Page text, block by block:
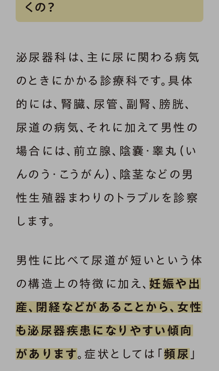
くの？
泌尿器科は、主に尿に関わる病気
のときにかかる診療科です。具体
的には、腎臓、尿管、副腎、膀胱、
尿道の病気、それに加えて男性の
場合には、前立腺、陰嚢・睾丸（い
んのう・こうがん）、陰茎などの男
性生殖器まわりのトラブルを診察
します。
男性に比べて尿道が短いという体
の構造上の特徴に加え、 妊娠や出
産、閉経などがあることから、女性
も泌尿器疾患になりやすい傾向
があります。症状としては「 頻尿 」